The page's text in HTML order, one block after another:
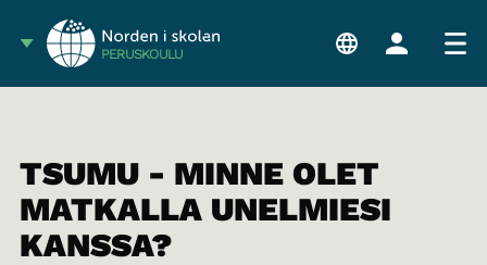
PERUSKOULU
TSUMU - MINNE OLET
MATKALLA UNELMIESI
KANSSA?